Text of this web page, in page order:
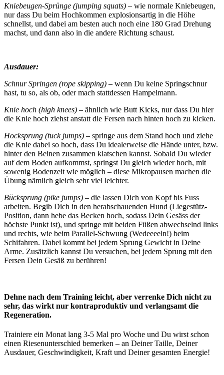
Kniebeugen-Sprünge (jumping squats) – wie normale Kniebeugen,
nur dass Du beim Hochkommen explosionsartig in die Höhe
schnellst, und dabei am besten auch noch eine 180 Grad Drehung
machst, und dann also in die andere Richtung schaust.
Ausdauer:
Schnur Springen (rope skipping) – wenn Du keine Springschnur
hast, tu so, als ob, oder mach stattdessen Hampelmann.
Knie hoch (high knees) – ähnlich wie Butt Kicks, nur dass Du hier
die Knie hoch ziehst anstatt die Fersen nach hinten hoch zu kicken.
Hocksprung (tuck jumps) – springe aus dem Stand hoch und ziehe
die Knie dabei so hoch, dass Du idealerweise die Hände unter, bzw.
hinter den Beinen zusammen klatschen kannst. Sobald Du wieder
auf dem Boden aufkommst, springst Du gleich wieder hoch, mit
sowenig Bodenzeit wie möglich – diese Mikropausen machen die
Übung nämlich gleich sehr viel leichter.
Bücksprung (pike jumps) – die lassen Dich von Kopf bis Fuss
arbeiten. Begib Dich in den herabschauenden Hund (Liegestütz-
Position, dann hebe das Becken hoch, sodass Dein Gesäss der
höchste Punkt ist), und springe mit beiden Füßen abwechselnd links
und rechts, wie beim Parallel-Schwung (Wedeeeeln!) beim
Schifahren. Dabei kommt bei jedem Sprung Gewicht in Deine
Arme. Zusätzlich kannst Du versuchen, bei jedem Sprung mit den
Fersen Dein Gesäß zu berühren!
Dehne nach dem Training leicht, aber verrenke Dich nicht zu
sehr, das wirkt nur kontraproduktiv und verlangsamt die
Regeneration.
Trainiere ein Monat lang 3-5 Mal pro Woche und Du wirst schon
einen Riesenunterschied bemerken – an Deiner Taille, Deiner
Ausdauer, Geschwindigkeit, Kraft und Deiner gesamten Energie!